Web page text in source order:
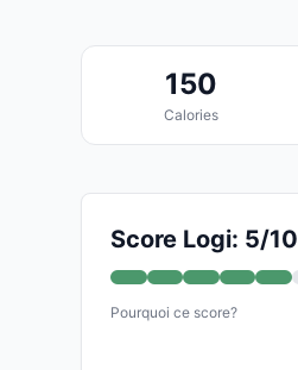
150
Calories
Score Logi: 5/10
Pourquoi ce score?